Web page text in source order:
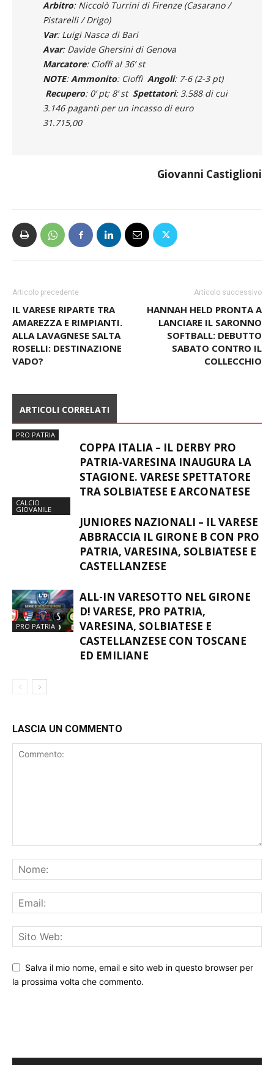
Arbitro: Niccolò Turrini di Firenze (Casarano /
Pistarelli / Drigo)
Var: Luigi Nasca di Bari
Avar: Davide Ghersini di Genova
Marcatore: Cioffi al 36’ st
NOTE:Ammonito: Cioffi Angoli: 7-6 (2-3 pt)
Recupero: 0’ pt; 8’ st Spettatori: 3.588 di cui
3.146 paganti per un incasso di euro
31.715,00
Giovanni Castiglioni
Articolo precedente
IL VARESE RIPARTE TRA
AMAREZZA E RIMPIANTI.
ALLA LAVAGNESE SALTA
ROSELLI: DESTINAZIONE
VADO?
Articolo successivo
HANNAH HELD PRONTA A
LANCIARE IL SARONNO
SOFTBALL: DEBUTTO
SABATO CONTRO IL
COLLECCHIO
ARTICOLI CORRELATI
PRO PATRIA
COPPA ITALIA – IL DERBY PRO
PATRIA-VARESINA INAUGURA LA
STAGIONE. VARESE SPETTATORE
TRA SOLBIATESE E ARCONATESE
CALCIO
GIOVANILE
JUNIORES NAZIONALI – IL VARESE
ABBRACCIA IL GIRONE B CON PRO
PATRIA, VARESINA, SOLBIATESE E
CASTELLANZESE
PRO PATRIA
ALL-IN VARESOTTO NEL GIRONE
D! VARESE, PRO PATRIA,
VARESINA, SOLBIATESE E
CASTELLANZESE CON TOSCANE
ED EMILIANE
LASCIA UN COMMENTO
Salva il mio nome, email e sito web in questo browser per
la prossima volta che commento.